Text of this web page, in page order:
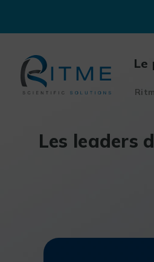
content
Le
Les leaders